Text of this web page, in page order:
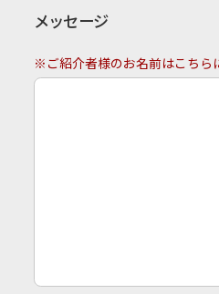
メッセージ
※ご紹介者様のお名前はこちら